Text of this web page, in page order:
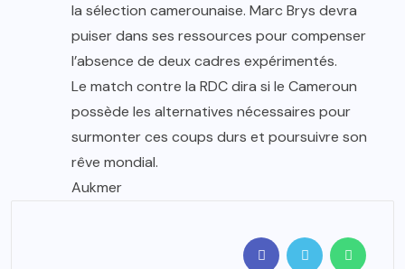
la sélection camerounaise. Marc Brys devra
puiser dans ses ressources pour compenser
l’absence de deux cadres expérimentés.
Le match contre la RDC dira si le Cameroun
possède les alternatives nécessaires pour
surmonter ces coups durs et poursuivre son
rêve mondial.
Aukmer